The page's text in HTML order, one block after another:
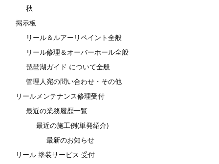
秋
掲示板
リール＆ルアーリペイント全般
リール修理＆オーバーホール全般
琵琶湖ガイド について全般
管理人宛の問い合わせ・その他
リールメンテナンス修理受付
最近の業務履歴一覧
最近の施工例(単発紹介)
最新のお知らせ
リール 塗装サービス 受付